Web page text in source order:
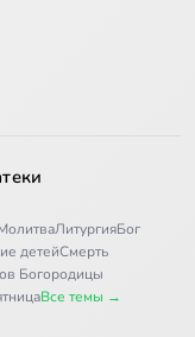
ЛитургияБог
детейСмерть
Богородицы
Все темы →